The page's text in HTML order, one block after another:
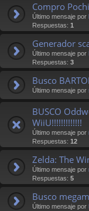
Compro
Último mensaje por
Respuestas: 1
Generador
Último mensaje por
Respuestas: 3
Busco
Último mensaje por
BUSCO
WiiU!!!!!!!!!!!!!
Último mensaje por
Respuestas: 12
Zelda: The
Último mensaje por
Respuestas: 5
Busco
Último mensaje por